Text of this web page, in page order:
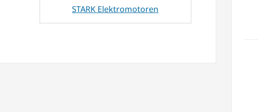
STARK Elektromotoren